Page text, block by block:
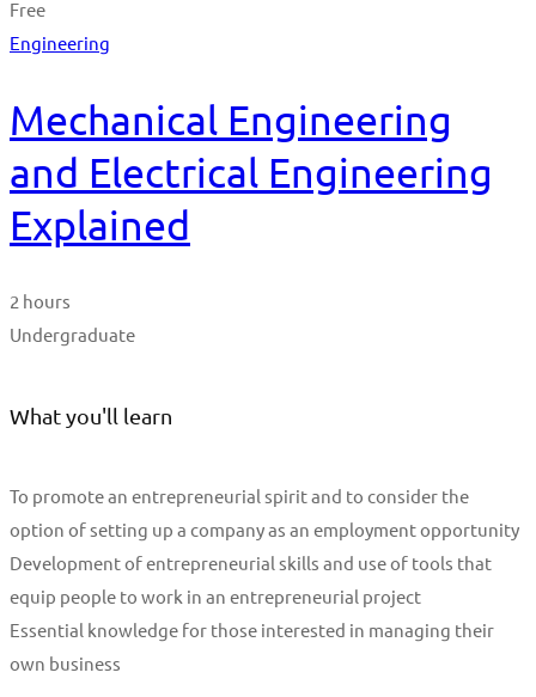
Free
Engineering
Mechanical Engineering
and Electrical Engineering
Explained
2 hours
Undergraduate
What you'll learn
To promote an entrepreneurial spirit and to consider the
option of setting up a company as an employment opportunity
Development of entrepreneurial skills and use of tools that
equip people to work in an entrepreneurial project
Essential knowledge for those interested in managing their
own business